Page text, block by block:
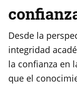
Desde la
integridad
la confianza en
que el